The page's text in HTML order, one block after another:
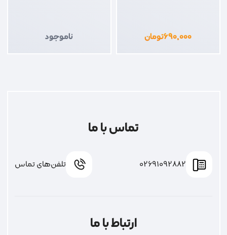
۶۹۰,۰۰۰تومان ناموجود
تماس با ما
02691092882 تلفن‌های تماس
ارتباط با ما